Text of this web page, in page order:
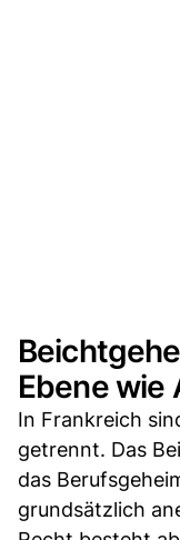
Ebene wie
In Frankreich
getrennt. Das
das
grundsätzlich